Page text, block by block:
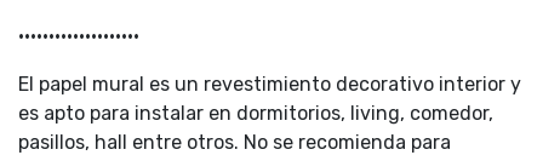
••••••••••••••••••••
El papel mural es un revestimiento decorativo interior y
es apto para instalar en dormitorios, living, comedor,
pasillos, hall entre otros. No se recomienda para